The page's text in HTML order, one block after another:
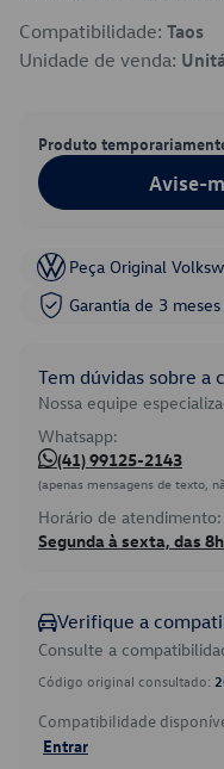
Compatibilidade: Taos
Unidade de venda:
Produto
Avise-
Peça Original
Garantia de 3
Tem dúvidas sobre a
Nossa equipe
Whatsapp:
(41) 99125-2143
(apenas mensagens de texto,
Horário de atendimento:
Segunda à sexta, das
Verifique a
Consulte a
Código original consultado:
Compatibilidade
Entrar